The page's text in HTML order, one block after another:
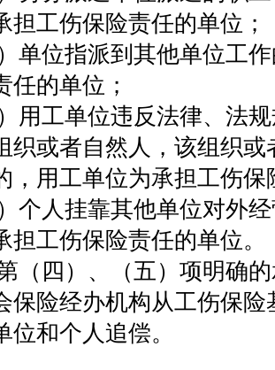
担工伤保险责任的单位；
）单位指派到其他单位工
任的单位；
）用工单位违反法律、法
织或者自然人，该组织
，用工单位为承担工伤保
）个人挂靠其他单位对外
担工伤保险责任的单位。
（四）、（五）项明确
保险经办机构从工伤保
位和个人追偿。